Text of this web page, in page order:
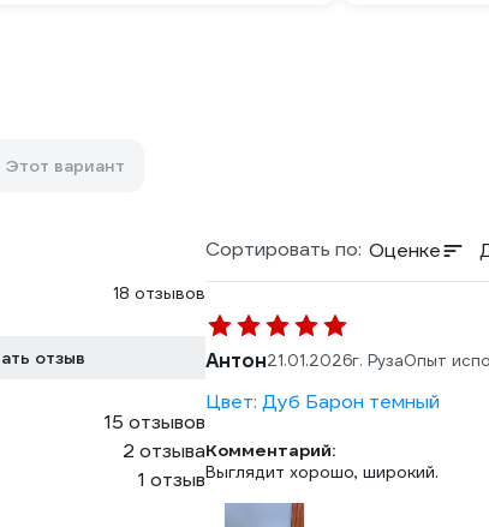
Этот вариант
18 отзывов
отзыв
15 отзывов
2 отзыва
1 отзыв
Сортировать по: Оценке
Антон21.01.2026г. РузаОпыт
Цвет: Дуб Барон темный
Комментарий:
Выглядит хорошо, широкий.